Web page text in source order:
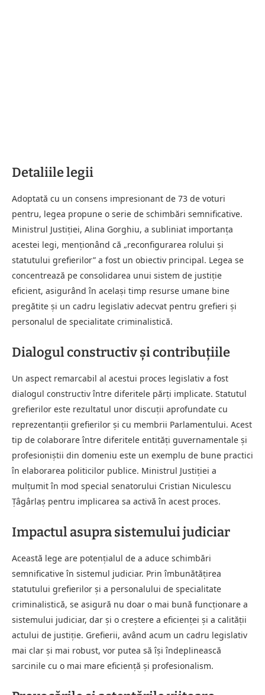
Detaliile legii
Adoptată cu un consens impresionant de 73 de voturi
pentru, legea propune o serie de schimbări semnificative.
Ministrul Justiției, Alina Gorghiu, a subliniat importanța
acestei legi, menționând că „reconfigurarea rolului și
statutului grefierilor” a fost un obiectiv principal. Legea se
concentrează pe consolidarea unui sistem de justiție
eficient, asigurând în același timp resurse umane bine
pregătite și un cadru legislativ adecvat pentru grefieri și
personalul de specialitate criminalistică.
Dialogul constructiv și contribuțiile
Un aspect remarcabil al acestui proces legislativ a fost
dialogul constructiv între diferitele părți implicate. Statutul
grefierilor este rezultatul unor discuții aprofundate cu
reprezentanții grefierilor și cu membrii Parlamentului. Acest
tip de colaborare între diferitele entități guvernamentale și
profesioniștii din domeniu este un exemplu de bune practici
în elaborarea politicilor publice. Ministrul Justiției a
mulțumit în mod special senatorului Cristian Niculescu
Țâgârlaș pentru implicarea sa activă în acest proces.
Impactul asupra sistemului judiciar
Această lege are potențialul de a aduce schimbări
semnificative în sistemul judiciar. Prin îmbunătățirea
statutului grefierilor și a personalului de specialitate
criminalistică, se asigură nu doar o mai bună funcționare a
sistemului judiciar, dar și o creștere a eficienței și a calității
actului de justiție. Grefierii, având acum un cadru legislativ
mai clar și mai robust, vor putea să își îndeplinească
sarcinile cu o mai mare eficiență și profesionalism.